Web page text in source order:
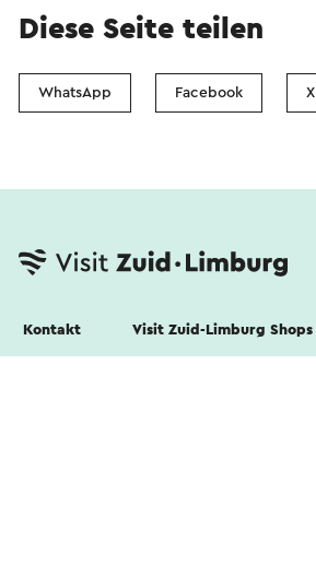
Diese Seite teilen
WhatsApp Facebook X
Kontakt Visit Zuid-Limburg Shops